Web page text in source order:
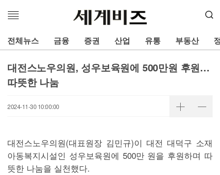
메
열
기
전체뉴스 금융 증권 산업 유통 부동산
대전스노우의원, 성우보육원에 500만원 후원…
따뜻한 나눔
2024-11-30 10:00:00
대전스노우의원(대표원장 김민규)이 대전 대덕구 소재
아동복지시설인 성우보육원에 500만 원을 후원하며 따
뜻한 나눔을 실천했다.